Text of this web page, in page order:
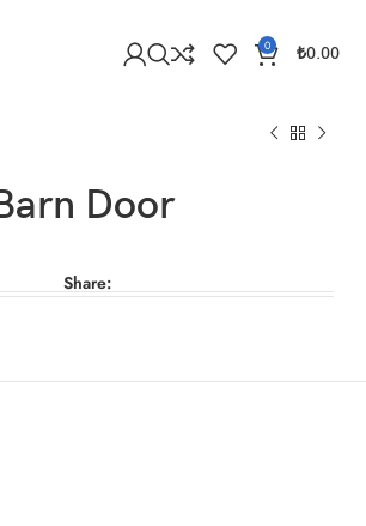
0 ₺0.00
Door
Share: